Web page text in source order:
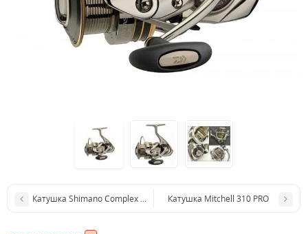
Катушка Shimano Complex CI4 2000 HGS F3Катушка Mitchell 310 PRO